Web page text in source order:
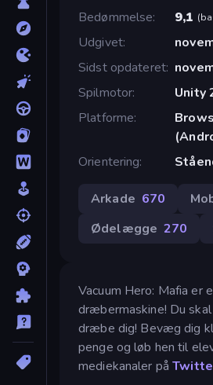
Bedømmelse
9,1 (
Udgivet
Sidst opdateret
Spilmotor
Unity
Platforme
Orientering
Arkade 670
Ødelægge 270
Vacuum Hero: Mafia
dræbermaskine! Du
dræbe dig! Bevæg dig
penge og løb hen til
mediekanaler på